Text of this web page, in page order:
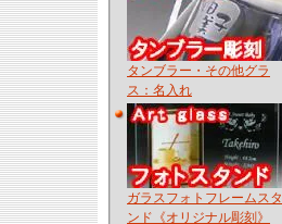
タンブラー・その他グラ
ス：名入れ
ガラスフォトフレームスタ
ンド《オリジナル彫刻》